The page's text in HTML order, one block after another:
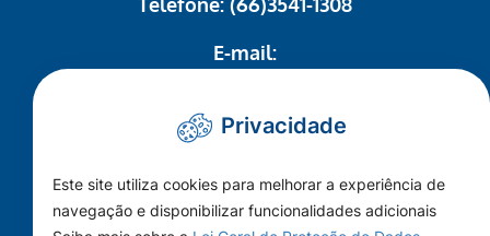
E-mail:
administrativo@camaracolider.mt.gov.br
Mapa do Site
Conheça a Câmara
A Cidade
Privacidade
Este site utiliza cookies para melhorar a experiência de
navegação e disponibilizar funcionalidades adicionais